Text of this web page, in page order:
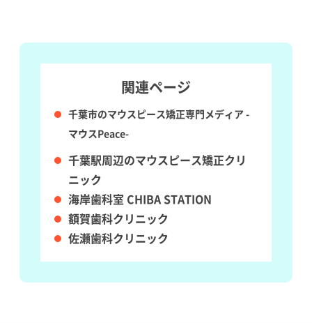
関連ページ
千葉市のマウスピース矯正専門メディア -
マウスPeace-
千葉駅周辺のマウスピース矯正クリ
ニック
海岸歯科室 CHIBA STATION
額賀歯科クリニック
佐瀬歯科クリニック